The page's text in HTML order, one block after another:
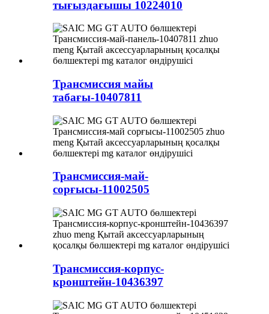
тығыздағышы 10224010
Трансмиссия майы
табағы-10407811
Трансмиссия-май-
сорғысы-11002505
Трансмиссия-корпус-
кронштейн-10436397